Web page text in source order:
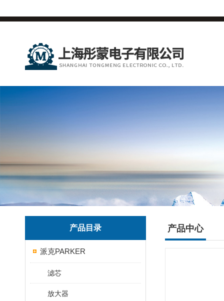
产品目录
派克PARKER
滤芯
放大器
产品中心